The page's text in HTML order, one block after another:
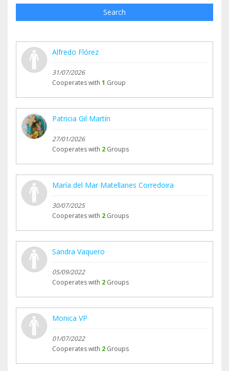
Search
Alfredo Flórez
31/07/2026
Cooperates with 1 Group
Patricia Gil Martín
27/01/2026
Cooperates with 2 Groups
María del Mar Matellanes Corredoira
30/07/2025
Cooperates with 2 Groups
Sandra Vaquero
05/09/2022
Cooperates with 2 Groups
Monica VP
01/07/2022
Cooperates with 2 Groups